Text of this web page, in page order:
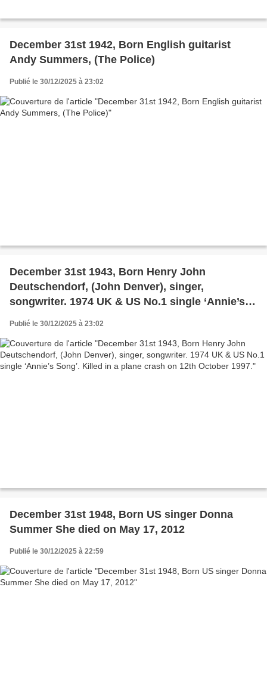
December 31st 1942, Born English guitarist
Andy Summers, (The Police)
Publié le 30/12/2025 à 23:02
December 31st 1943, Born Henry John
Deutschendorf, (John Denver), singer,
songwriter. 1974 UK & US No.1 single ‘Annie’s
Song’. Killed in a plane crash on 12th October
Publié le 30/12/2025 à 23:02
December 31st 1948, Born US singer Donna
Summer She died on May 17, 2012
Publié le 30/12/2025 à 22:59